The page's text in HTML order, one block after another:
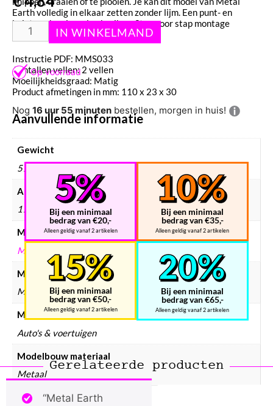
Earth volledig in elkaar zetten zonder lijm. Een punt- en
kniptang kan je wel gebruiken. Stap voor stap montage
instructies zijn bijgesloten.
Instructie PDF: MMS033
Aantallen vellen: 2 vellen
Moeilijkheidsgraad: Matig
Product afmetingen in mm: 110 x 23 x 30
Aanvullende informatie
Gewicht
51 g
Afmetingen
170 × 120 × 2 mm
Merken
METAL EARTH
Modelbouw merken
Metal Earth
Modelbouw collectie
Auto's & voertuigen
Modelbouw materiaal
Metaal
Modelbouw doelgroep
Nog 16 uur 55 minuten bestellen, morgen in huis!
Bij een minimaal
bedrag van €20,-
Alleen geldig vanaf 2 artikelen
Bij een minimaal
bedrag van €35,-
Alleen geldig vanaf 2 artikelen
Bij een minimaal
bedrag van €50,-
Alleen geldig vanaf 2 artikelen
Bij een minimaal
bedrag van €65,-
Alleen geldig vanaf 2 artikelen
Gerelateerde producten
“Metal Earth